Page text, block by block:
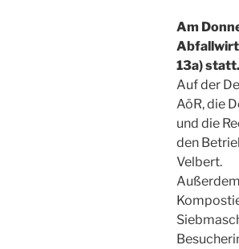
Am
13a) statt.
Auf der
AöR, die
und die
den
Velbert.